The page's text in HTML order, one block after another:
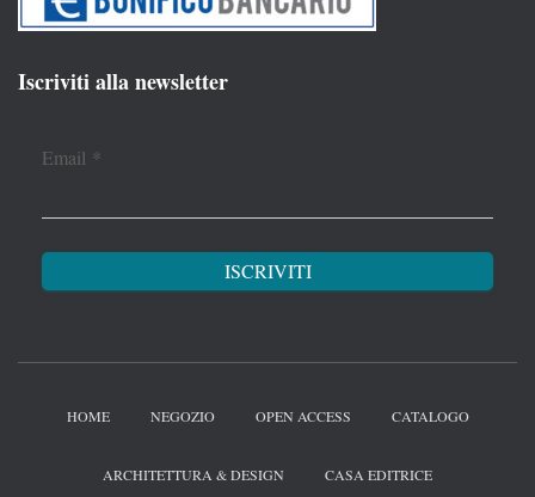
Iscriviti alla newsletter
Email *
HOME NEGOZIO OPEN ACCESS CATALOGO
ARCHITETTURA & DESIGN CASA EDITRICE